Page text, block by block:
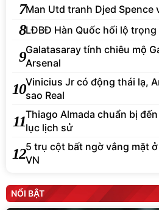
7Man Utd tranh Djed Spence
8LĐBĐ Hàn Quốc hối lộ
9Galatasaray tính chiêu mộ
Arsenal
10Vinicius Jr có động thái lạ,
sao Real
11Thiago Almada chuẩn bị
lục lịch sử
125 trụ cột bất ngờ vắng mặt
VN
NỔI BẬT